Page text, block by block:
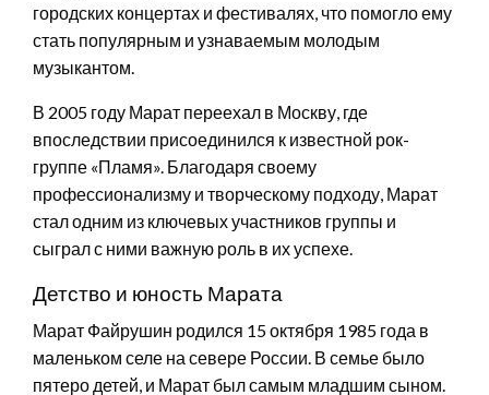
городских концертах и фестивалях, что помогло ему
стать популярным и узнаваемым молодым
музыкантом.
В 2005 году Марат переехал в Москву, где
впоследствии присоединился к известной рок-
группе «Пламя». Благодаря своему
профессионализму и творческому подходу, Марат
стал одним из ключевых участников группы и
сыграл с ними важную роль в их успехе.
Детство и юность Марата
Марат Файрушин родился 15 октября 1985 года в
маленьком селе на севере России. В семье было
пятеро детей, и Марат был самым младшим сыном.